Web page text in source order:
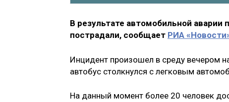
В результате автомобильной
пострадали, сообщает РИА
Инцидент произошел в среду вечером
автобус столкнулся с легковым
На данный момент более 20 человек